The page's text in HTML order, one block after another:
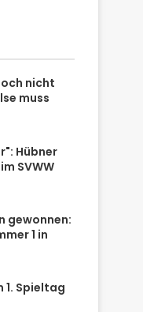
nicht
muss
Hübner
SVWW
gewonnen:
1 in
1. Spieltag